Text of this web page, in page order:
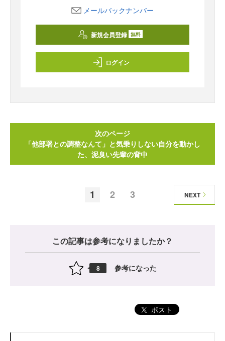
メールバックナンバー
新規会員登録 無料
ログイン
次のページ
「他部署との調整なんて」と気乗りしない自分を動かし
た、泥臭い先輩の背中
1 2 3 NEXT
この記事は参考になりましたか？
8 参考になった
ポスト